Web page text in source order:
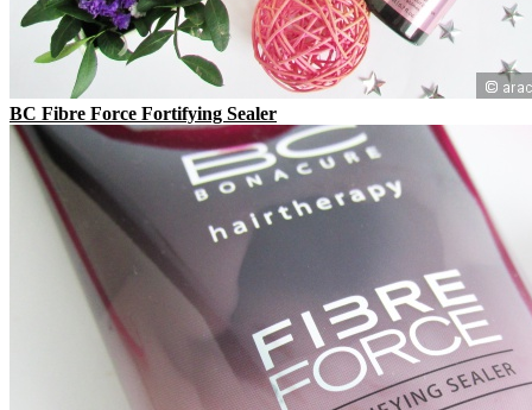
BC Fibre Force Fortifying Sealer